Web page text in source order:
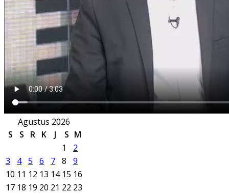
Agustus 2026
S
S R K J S M
1
2
3
4 5 6 7 8
9
10 11 12 13 14 15 16
17 18 19 20 21 22 23